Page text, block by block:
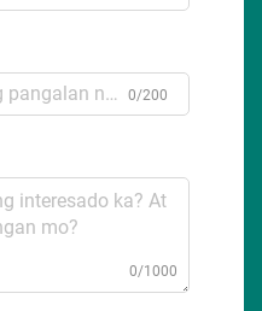
0/200
0/1000